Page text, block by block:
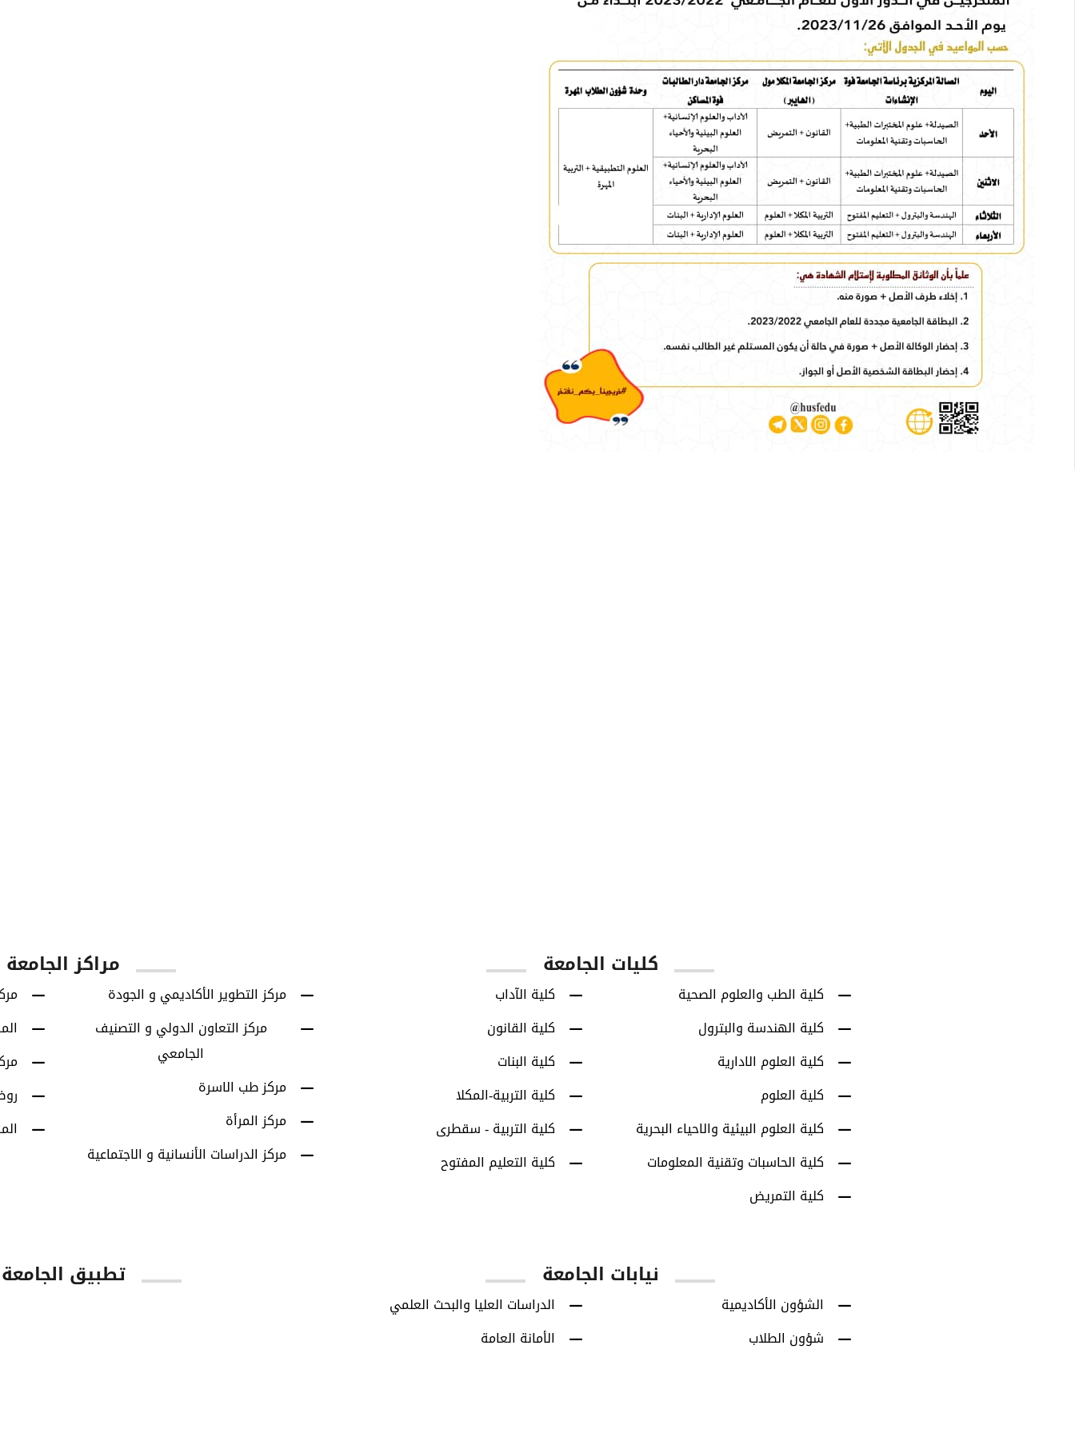
مراكز الجامعة
مركز التطوير الأكاديمي و الجودة
مركز التعاون الدولي و التصنيف
الجامعي
مركز طب الاسرة
مركز المرأة
مركز الدراسات الأنسانية و الاجتماعية
كليات الجامعة
كلية الآداب
كلية القانون
كلية البنات
كلية التربية-المكلا
كلية التربية - سقطرى
كلية التعليم المفتوح
كلية الطب والعلوم الصحية
كلية الهندسة والبترول
كلية العلوم الادارية
كلية العلوم
كلية العلوم البيئية والاحياء البحرية
كلية الحاسبات وتقنية المعلومات
كلية التمريض
تطبيق الجامعة نيابات الجامعة
الدراسات العليا والبحث العلمي
الأمانة العامة
الشؤون الأكاديمية
شؤون الطلاب